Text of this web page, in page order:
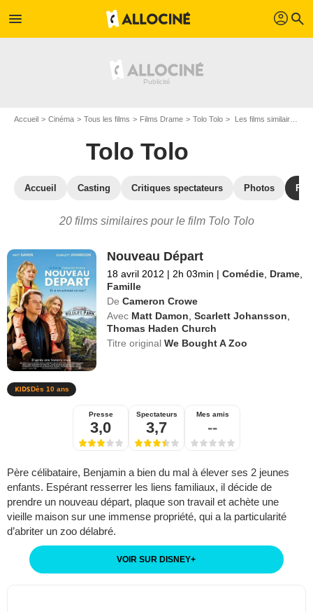
menu profil search
Accueil Cinéma Tous les films Films Drame Tolo Tolo Les films similaires à "Tolo Tolo"
Tolo Tolo
Accueil Casting Critiques spectateurs Photos
20 films similaires pour le film Tolo Tolo
Nouveau Départ
18 avril 2012 | 2h 03min | Comédie Drame
Famille
De Cameron Crowe
Avec Matt Damon ,Scarlett Johansson
Thomas Haden Church
Titre originalWe Bought A Zoo
Dès 10 ans
Presse
3,0
Spectateurs
3,7
Mes amis
--
Père célibataire, Benjamin a bien du mal à élever ses 2 jeunes
enfants. Espérant resserrer les liens familiaux, il décide de
prendre un nouveau départ, plaque son travail et achète une
vieille maison sur une immense propriété, qui a la particularité
d’abriter un zoo délabré.
VOIR SUR DISNEY+